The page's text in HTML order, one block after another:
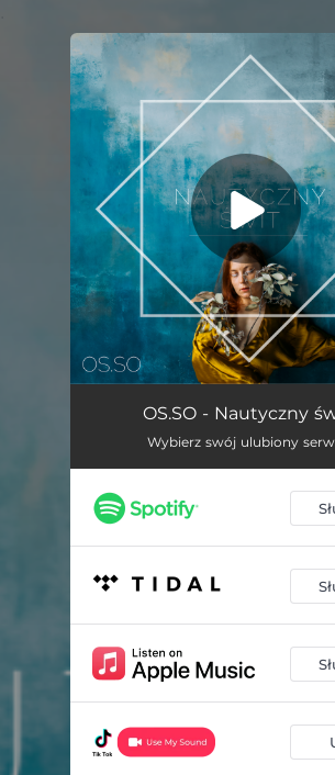
You're all set!
Nautyczny Świt
OS.SO - Nautyczny
Wybierz swój ulubiony